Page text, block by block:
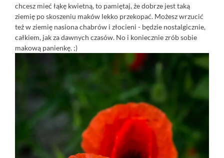
chcesz mieć łąkę kwietną, to pamiętaj, że dobrze jest taką
ziemię po skoszeniu maków lekko przekopać. Możesz wrzucić
też w ziemię nasiona chabrów i złocieni - będzie nostalgicznie,
całkiem, jak za dawnych czasów. No i koniecznie zrób sobie
makową panienkę. ;)